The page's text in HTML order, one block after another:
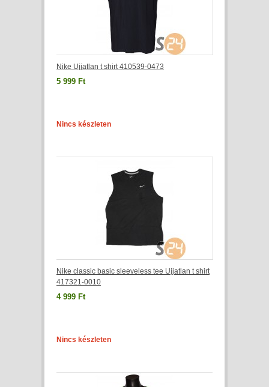
Nike Ujjatlan t shirt 410539-0473
5 999 Ft
Nincs készleten
Nike classic basic sleeveless tee Ujjatlan t shirt
417321-0010
4 999 Ft
Nincs készleten